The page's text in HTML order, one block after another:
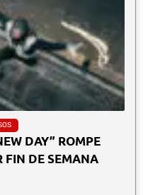
DAY” ROMPE
FIN DE SEMANA